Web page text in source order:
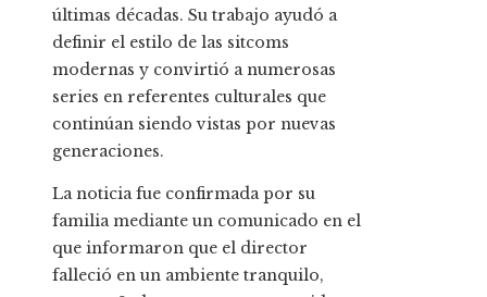
últimas décadas. Su trabajo ayudó a
definir el estilo de las sitcoms
modernas y convirtió a numerosas
series en referentes culturales que
continúan siendo vistas por nuevas
generaciones.
La noticia fue confirmada por su
familia mediante un comunicado en el
que informaron que el director
falleció en un ambiente tranquilo,